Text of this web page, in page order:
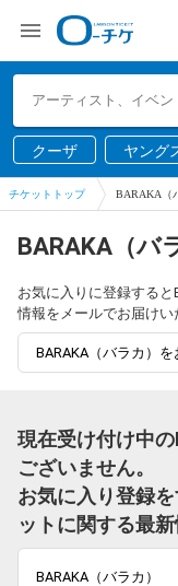
クーザ
ヤング
ー
チケットトップ BARAKA（
BARAKA（バ
お気に入りに登録する
情報をメールでお届けい
BARAKA（バラカ）
現在受け付け中
ございません。
お気に入り登録
ットに関する最
BARAKA（バラカ）